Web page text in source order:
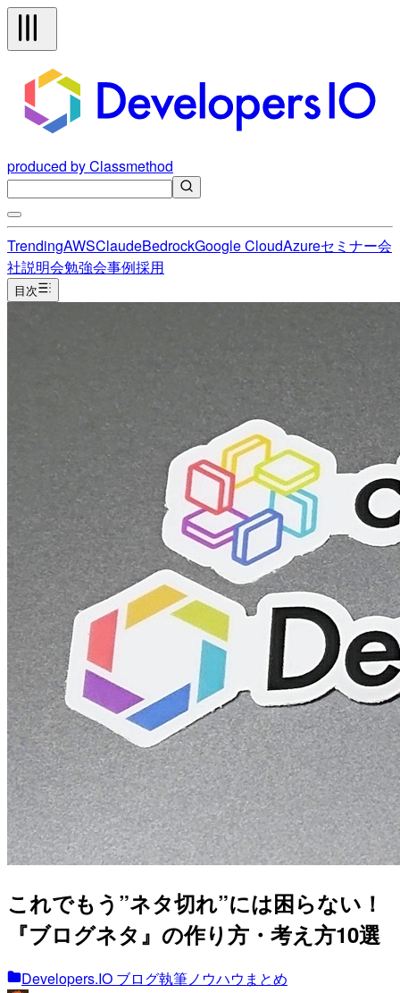
produced by Classmethod
TrendingAWSClaudeBedrockGoogle CloudAzureセミナー会
社説明会勉強会事例採用
目次
これでもう”ネタ切れ”には困らない！
『ブログネタ』の作り方・考え方10選
Developers.IO ブログ執筆ノウハウまとめ